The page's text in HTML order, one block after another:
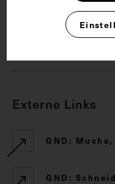
Externe Links
GND:
GND: